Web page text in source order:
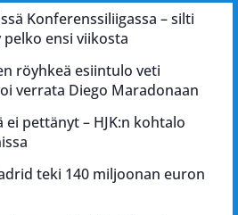
Konferenssiliigassa – silti
ensi viikosta
röyhkeä esiintulo veti
verrata Diego Maradonaan
ei pettänyt – HJK:n kohtalo
teki 140 miljoonan euron